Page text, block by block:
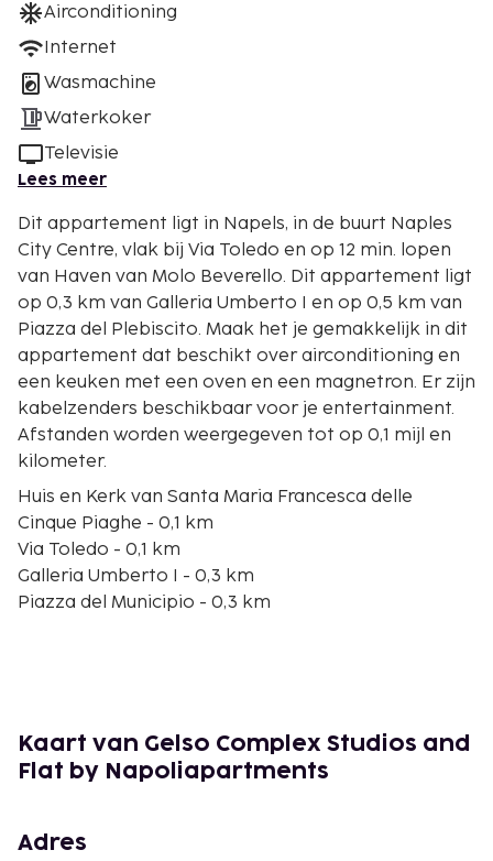
Airconditioning
Internet
Wasmachine
Waterkoker
Televisie
Lees meer
Dit appartement ligt in Napels, in de buurt Naples
City Centre, vlak bij Via Toledo en op 12 min. lopen
van Haven van Molo Beverello. Dit appartement ligt
op 0,3 km van Galleria Umberto I en op 0,5 km van
Piazza del Plebiscito. Maak het je gemakkelijk in dit
appartement dat beschikt over airconditioning en
een keuken met een oven en een magnetron. Er zijn
kabelzenders beschikbaar voor je entertainment.
Afstanden worden weergegeven tot op 0,1 mijl en
kilometer.
Huis en Kerk van Santa Maria Francesca delle
Cinque Piaghe - 0,1 km
Via Toledo - 0,1 km
Galleria Umberto I - 0,3 km
Piazza del Municipio - 0,3 km
Pignasecca Markt - 0,5 km
Koninklijk Paleis - 0,5 km
San Francesco di Paola - 0,5 km
Spaccanapoli - 0,6 km
Kaart van Gelso Complex Studios and
Flat by Napoliapartments
Adres